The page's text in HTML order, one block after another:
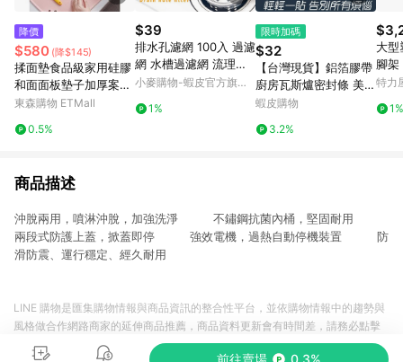
降價
$580 (降$145)
揉面墊食品級家用硅膠
和面面板墊子加厚案板
搟面塑料板廚房用具
東森購物 ETMall
0.5%
$39
排水孔濾網 100入 過濾
網 水槽過濾網 流理臺
濾水網 菜渣過濾網 過
麥購物】【Y315】
小麥購物-蝦皮官方旗艦
1%
限時加碼
$32
【台灣現貨】鋁箔膠帶
廚房瓦斯爐密封條 美縫
貼 防霉膠帶 瓦斯爐封
熱 防黴 膠帶
蝦皮購物
3.2%
大型
腳
特力
1%
商品描述
沖脫兩用，噴淋沖脫，加強洗淨 不鏽鋼抗菌內桶，堅固耐用
兩段式防護上蓋，掀蓋即停 強效電機，過熱自動停機裝置 防
滑防震、運行穩定、經久耐用
前往賣場 0.3%
LINE 購物是匯集購物情報與商品資訊的整合性平台，並依購物情報中的趨勢與
風格做合作網路商家的延伸商品推薦，商品資料更新會有時間差，請務必點擊
商品至各合作網路商家，確認現售價與購物條件，一切資訊以合作廠商網頁為